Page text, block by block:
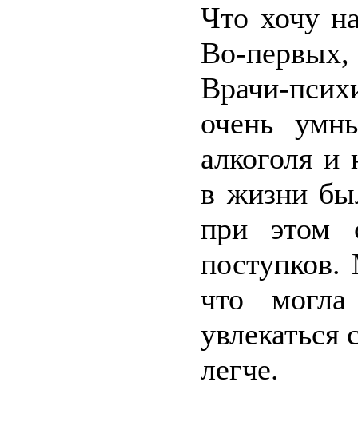
Что хочу
Во-первых,
Врачи-
очень
алкоголя
в жизни
при этом
поступков.
что могла
легче.